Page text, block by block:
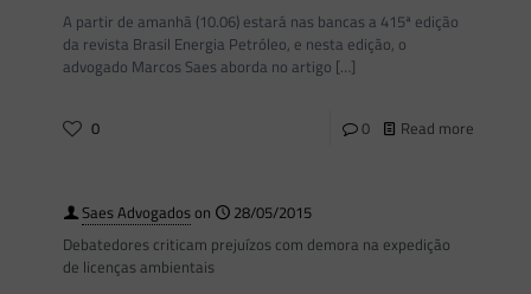
A partir de amanhã (10.06) estará nas bancas a 415ª edição
da revista Brasil Energia Petróleo, e nesta edição, o
advogado Marcos Saes aborda no artigo […]
0 0 Read more
Saes Advogadoson
28/05/2015
Debatedores criticam prejuízos com demora na expedição
de licenças ambientais